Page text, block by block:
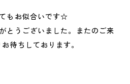
もお似合いです☆
とうございました。またのご来
待ちしております。